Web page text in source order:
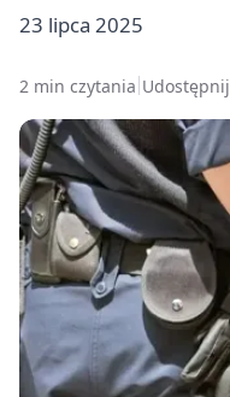
23 lipca 2025
2 min czytania Udostępnij